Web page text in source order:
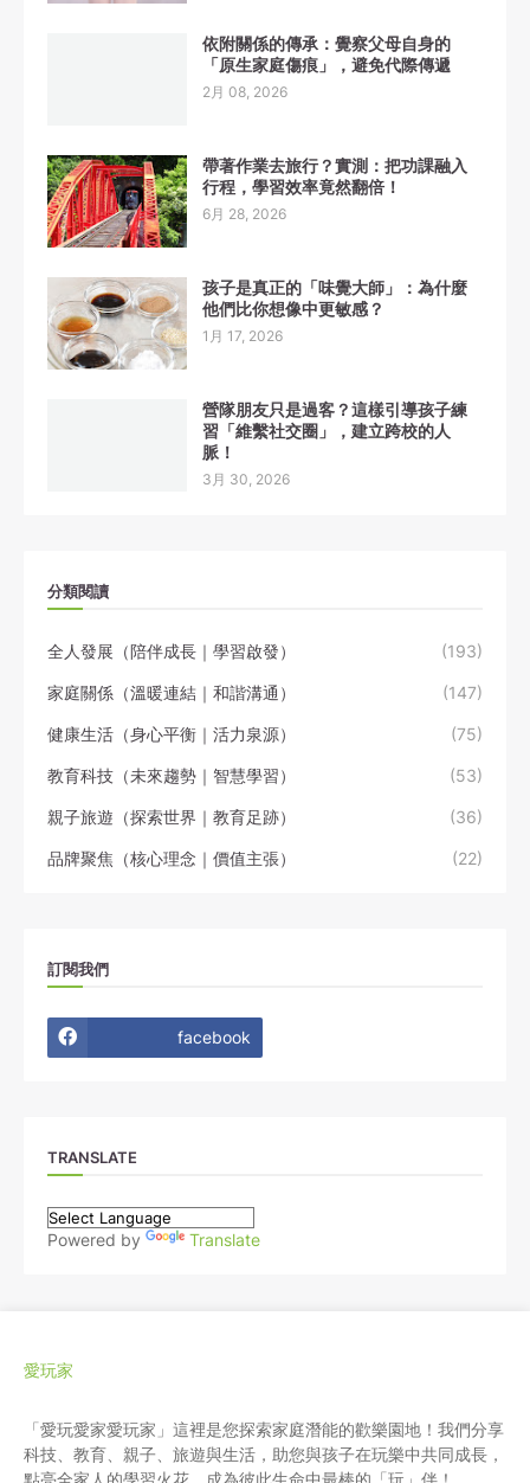
依附關係的傳承：覺察父母自身的
「原生家庭傷痕」，避免代際傳遞
2月 08, 2026
帶著作業去旅行？實測：把功課融入
行程，學習效率竟然翻倍！
6月 28, 2026
孩子是真正的「味覺大師」：為什麼
他們比你想像中更敏感？
1月 17, 2026
營隊朋友只是過客？這樣引導孩子練
習「維繫社交圈」，建立跨校的人
脈！
3月 30, 2026
分類閱讀
全人發展（陪伴成長｜學習啟發） (193)
家庭關係（溫暖連結｜和諧溝通） (147)
健康生活（身心平衡｜活力泉源） (75)
教育科技（未來趨勢｜智慧學習） (53)
親子旅遊（探索世界｜教育足跡） (36)
品牌聚焦（核心理念｜價值主張） (22)
訂閱我們
facebook
TRANSLATE
Powered by Translate
愛玩家
「愛玩愛家愛玩家」這裡是您探索家庭潛能的歡樂園地！我們分享
科技、教育、親子、旅遊與生活，助您與孩子在玩樂中共同成長，
點亮全家人的學習火花，成為彼此生命中最棒的「玩」伴！